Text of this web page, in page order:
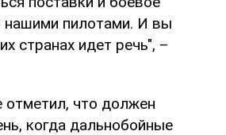
нашими пилотами. И вы
странах идет речь", –
отметил, что должен
когда дальнобойные